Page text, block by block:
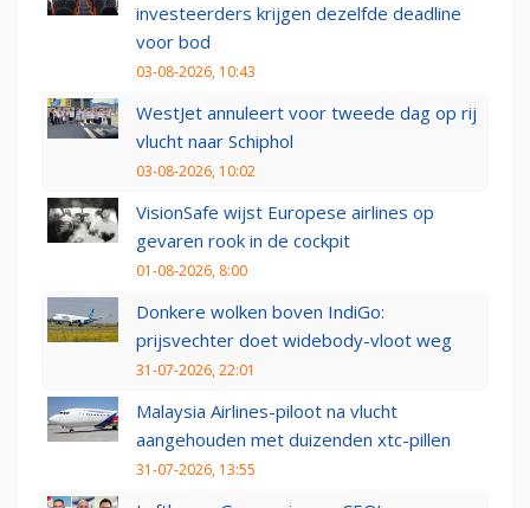
investeerders krijgen dezelfde deadline
voor bod
03-08-2026, 10:43
WestJet annuleert voor tweede dag op rij
vlucht naar Schiphol
03-08-2026, 10:02
VisionSafe wijst Europese airlines op
gevaren rook in de cockpit
01-08-2026, 8:00
Donkere wolken boven IndiGo:
prijsvechter doet widebody-vloot weg
31-07-2026, 22:01
Malaysia Airlines-piloot na vlucht
aangehouden met duizenden xtc-pillen
31-07-2026, 13:55